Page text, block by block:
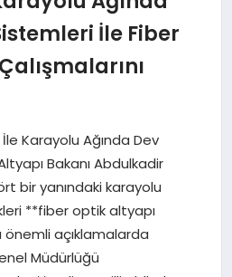
İle Fiber
İle Karayolu Ağında Dev
Bakanı Abdulkadir
bir yanındaki karayolu
**fiber optik altyapı
önemli açıklamalarda
Müdürlüğü